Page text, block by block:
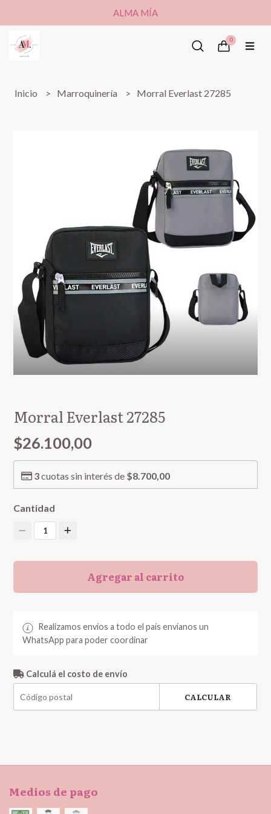
ALMA MÍA
0
Inicio Marroquinería Morral Everlast 27285
Morral Everlast 27285
$26.100,00
3cuotas sin interés de $8.700,00
Cantidad
1
Agregar al carrito
Realizamos envíos a todo el país envíanos un
WhatsApp para poder coordinar
Calculá el costo de envío
CALCULAR
Medios de pago